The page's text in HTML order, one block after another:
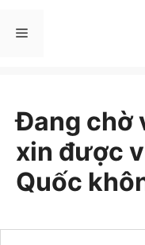
đến Menu
Đang chờ
xin được
Quốc